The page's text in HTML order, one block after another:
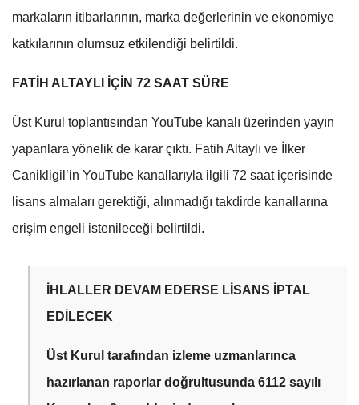
markaların itibarlarının, marka değerlerinin ve ekonomiye
katkılarının olumsuz etkilendiği belirtildi.
FATİH ALTAYLI İÇİN 72 SAAT SÜRE
Üst Kurul toplantısından YouTube kanalı üzerinden yayın
yapanlara yönelik de karar çıktı. Fatih Altaylı ve İlker
Canikligil’in YouTube kanallarıyla ilgili 72 saat içerisinde
lisans almaları gerektiği, alınmadığı takdirde kanallarına
erişim engeli istenileceği belirtildi.
İHLALLER DEVAM EDERSE LİSANS İPTAL
EDİLECEK
Üst Kurul tarafından izleme uzmanlarınca
hazırlanan raporlar doğrultusunda 6112 sayılı